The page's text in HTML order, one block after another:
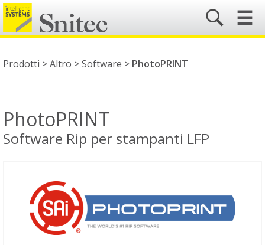
☰
Prodotti >Altro >Software > PhotoPRINT
PhotoPRINT
Software Rip per stampanti LFP